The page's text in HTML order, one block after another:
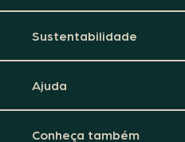
Sustentabilidade
Ajuda
Conheça também